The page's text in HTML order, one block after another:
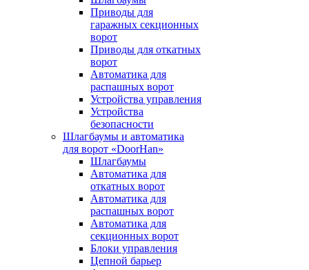
Приводы для
гаражных секционных
ворот
Приводы для откатных
ворот
Автоматика для
распашных ворот
Устройства управления
Устройства
безопасности
Шлагбаумы и автоматика
для ворот «DoorHan»
Шлагбаумы
Автоматика для
откатных ворот
Автоматика для
распашных ворот
Автоматика для
секционных ворот
Блоки управления
Цепной барьер